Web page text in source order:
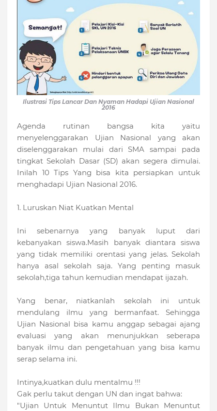
Ilustrasi Tips Lancar Dan Nyaman Hadapi Ujian Nasional
2016
Agenda rutinan bangsa kita yaitu
menyelenggarakan Ujian Nasional yang akan
diselenggarakan mulai dari SMA sampai pada
tingkat Sekolah Dasar (SD) akan segera dimulai.
Inilah 10 Tips Yang bisa kita persiapkan untuk
menghadapi Ujian Nasional 2016.
1. Luruskan Niat Kuatkan Mental
Ini sebenarnya yang banyak luput dari
kebanyakan siswa.Masih banyak diantara siswa
yang tidak memiliki orentasi yang jelas. Sekolah
hanya asal sekolah saja. Yang penting masuk
sekolah,tiga tahun kemudian mendapat ijazah.
Yang benar, niatkanlah sekolah ini untuk
mendulang ilmu yang bermanfaat. Sehingga
Ujian Nasional bisa kamu anggap sebagai ajang
evaluasi yang akan menunjukkan seberapa
banyak ilmu dan pengetahuan yang bisa kamu
serap selama ini.
Intinya,kuatkan dulu mentalmu !!!
Gak perlu takut dengan UN dan ingat bahwa:
"Ujian Untuk Menuntut Ilmu Bukan Menuntut